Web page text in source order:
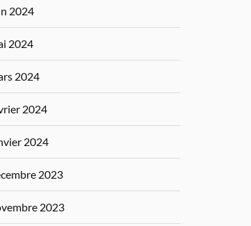
2024
2024
2024
2024
2024
2023
2023